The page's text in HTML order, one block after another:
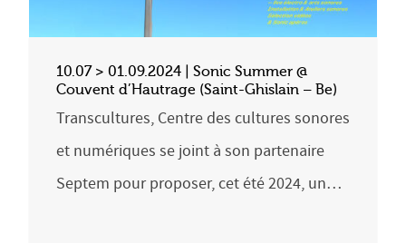
10.07 > 01.09.2024 | Sonic Summer @
Couvent d’Hautrage (Saint-Ghislain – Be)
Transcultures, Centre des cultures sonores
et numériques se joint à son partenaire
Septem pour proposer, cet été 2024, un…